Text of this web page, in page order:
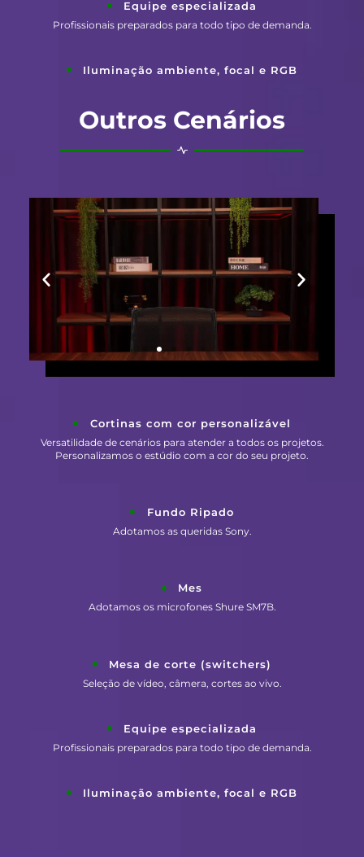
Equipe especializada
Profissionais preparados para todo tipo de demanda.
Iluminação ambiente, focal e RGB
Outros Cenários
Cortinas com cor personalizável
Versatilidade de cenários para atender a todos os projetos.
Personalizamos o estúdio com a cor do seu projeto.
Fundo Ripado
Adotamos as queridas Sony.
Mes
Adotamos os microfones Shure SM7B.
Mesa de corte (switchers)
Seleção de vídeo, câmera, cortes ao vivo.
Equipe especializada
Profissionais preparados para todo tipo de demanda.
Iluminação ambiente, focal e RGB